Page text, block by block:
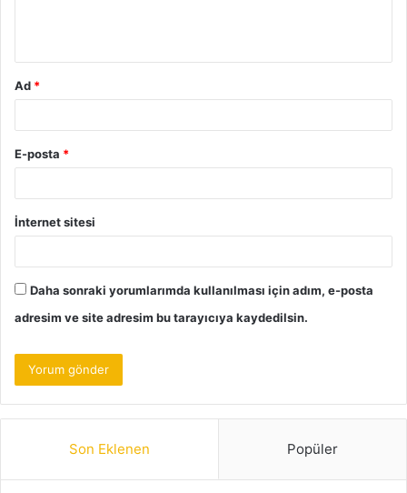
Ad *
E-posta *
İnternet sitesi
Daha sonraki yorumlarımda kullanılması için adım, e-posta
adresim ve site adresim bu tarayıcıya kaydedilsin.
Son Eklenen Popüler